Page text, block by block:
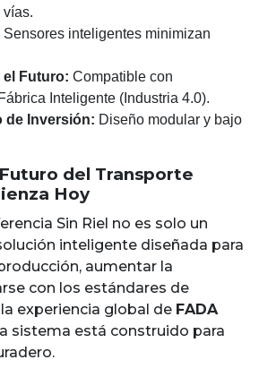
vías.
Sensores inteligentes minimizan
el Futuro: Compatible con
Inteligente (Industria 4.0).
de Inversión: Diseño modular y bajo
del Transporte
Hoy
Sin Riel no es solo un
inteligente diseñada para
aumentar la
con los estándares de
experiencia global de FADA
sistema está construido para